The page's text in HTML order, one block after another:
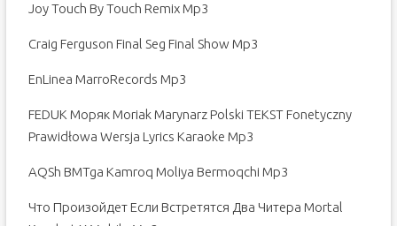
Joy Touch By Touch Remix Mp3
Craig Ferguson Final Seg Final Show Mp3
EnLinea MarroRecords Mp3
FEDUK Моряк Moriak Marynarz Polski TEKST Fonetyczny
Prawidłowa Wersja Lyrics Karaoke Mp3
AQSh BMTga Kamroq Moliya Bermoqchi Mp3
Что Произойдет Если Встретятся Два Читера Mortal